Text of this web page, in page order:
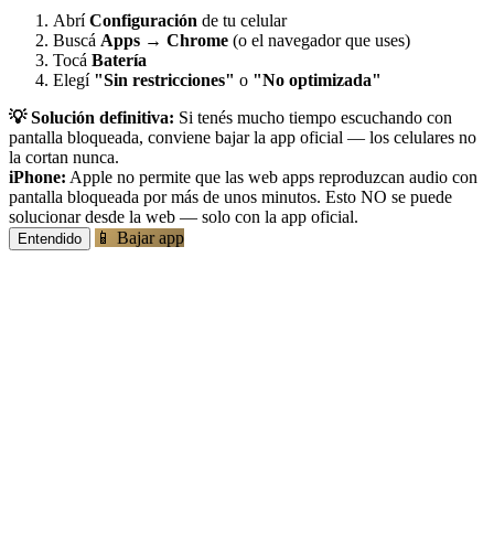
AbríConfiguración de tu celular
Buscá Apps → Chrome (o el navegador que uses)
Tocá Batería
Elegí "Sin restricciones" o "No optimizada"
💡 Solución definitiva: Si tenés mucho tiempo escuchando con
pantalla bloqueada, conviene bajar la app oficial — los celulares no
la cortan nunca.
iPhone: Apple no permite que las web apps reproduzcan audio con
pantalla bloqueada por más de unos minutos. Esto NO se puede
solucionar desde la web — solo con la app oficial.
Entendido 📱 Bajar app